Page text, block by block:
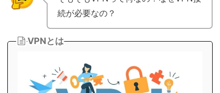
続が必要なの？
VPNとは